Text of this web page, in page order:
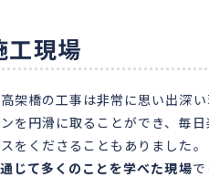
工現場
架橋の工事は非常に思い出深い
を円滑に取ることができ、毎
をくださることもありました。
じて多くのことを学べた現場